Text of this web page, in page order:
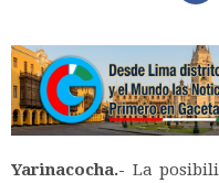
Yarinacocha.- La